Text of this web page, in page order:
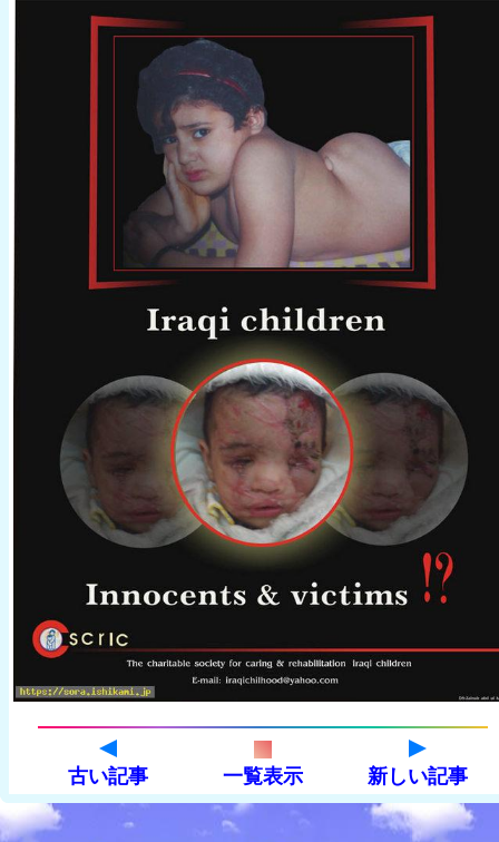
古い記事 一覧表示 新しい記事